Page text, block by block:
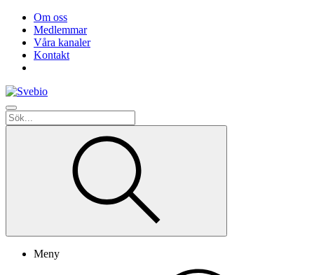
Om oss
Medlemmar
Våra kanaler
Kontakt
Meny